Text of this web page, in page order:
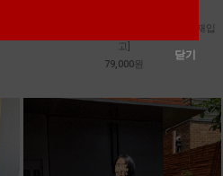
m_훌 케미컬 슬리브리스 원피스 [2차 재입
고]
79,000원
닫기